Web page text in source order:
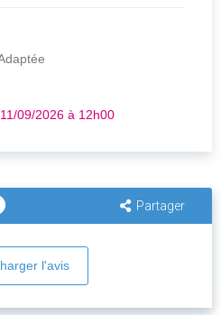
11/09/2026 à 12h00
Partager
l'avis